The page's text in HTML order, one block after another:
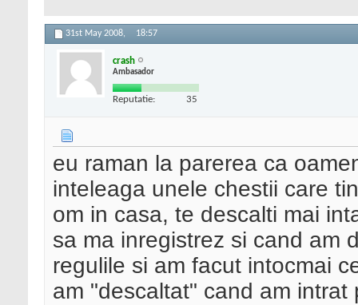
31st May 2008, 18:57
crash
Ambasador
Reputatie: 35
eu raman la parerea ca
inteleaga unele chestii care
om in casa, te descalti mai
sa ma inregistrez si cand am
regulile si am facut intocmai
am "descaltat" cand am intrat